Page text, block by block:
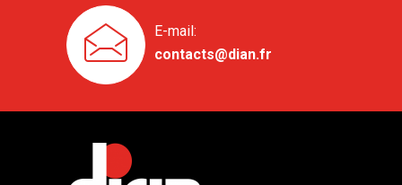
E-mail:
contacts@dian.fr